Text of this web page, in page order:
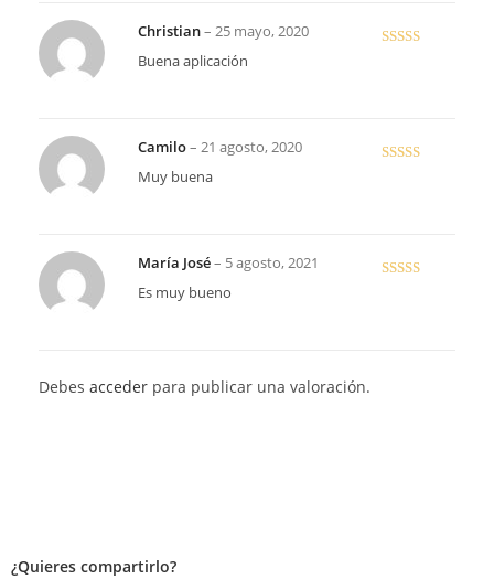
¿Quieres compartirlo?
Christian– 25 mayo, 2020
Buena aplicación
Camilo– 21 agosto, 2020
Muy buena
María José– 5 agosto, 2021
Es muy bueno
Debes acceder para publicar una valoración.